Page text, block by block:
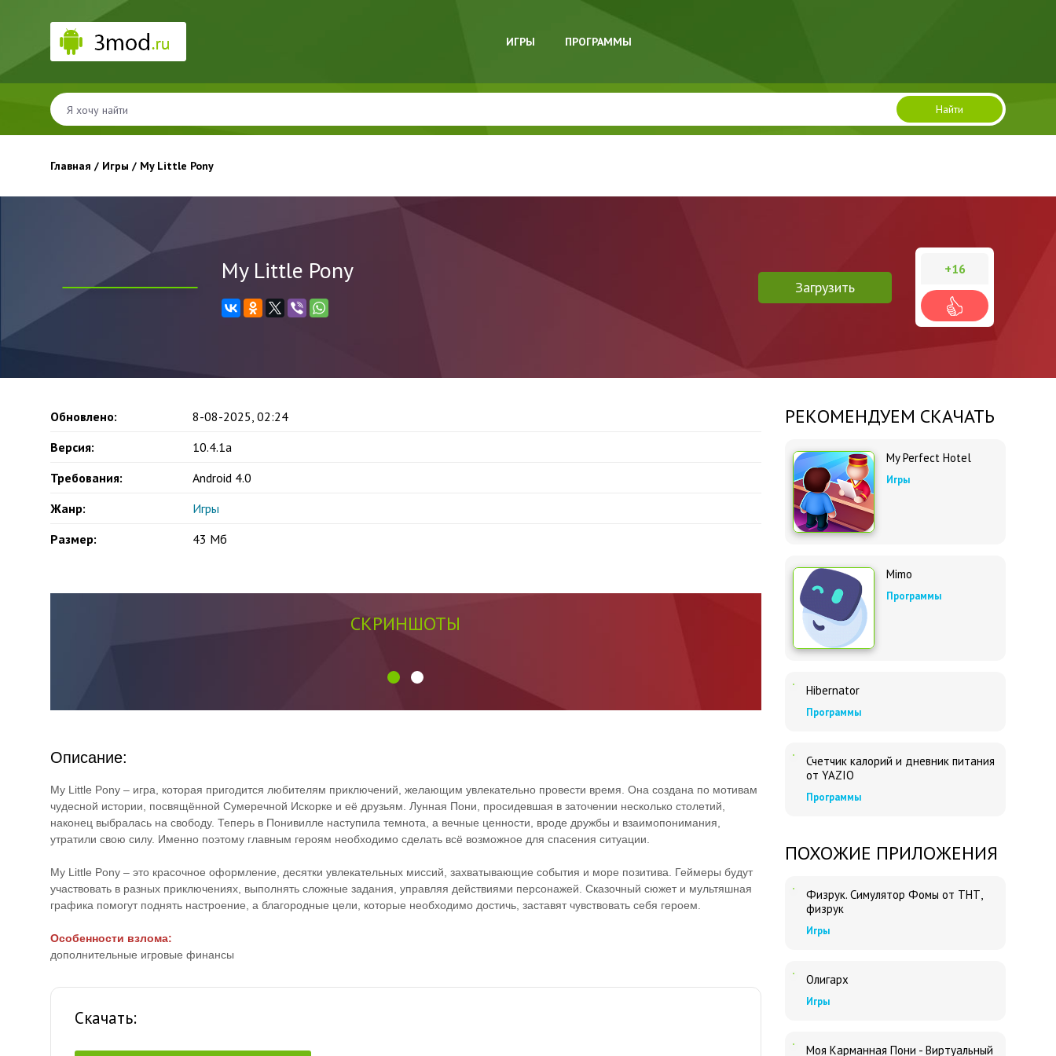
ИГРЫ ПРОГРАММЫ
Найти
Главная / Игры / My Little Pony
My Little Pony
Загрузить
+16
Обновлено:
8-08-2025, 02:24
Версия:
10.4.1a
Требования:
Android 4.0
Жанр:
Игры
Размер:
43 Мб
СКРИНШОТЫ
Описание:
My Little Pony – игра, которая пригодится любителям приключений, желающим увлекательно провести время. Она создана по мотивам
чудесной истории, посвящённой Сумеречной Искорке и её друзьям. Лунная Пони, просидевшая в заточении несколько столетий,
наконец выбралась на свободу. Теперь в Понивилле наступила темнота, а вечные ценности, вроде дружбы и взаимопонимания,
утратили свою силу. Именно поэтому главным героям необходимо сделать всё возможное для спасения ситуации.
My Little Pony – это красочное оформление, десятки увлекательных миссий, захватывающие события и море позитива. Геймеры будут
участвовать в разных приключениях, выполнять сложные задания, управляя действиями персонажей. Сказочный сюжет и мультяшная
графика помогут поднять настроение, а благородные цели, которые необходимо достичь, заставят чувствовать себя героем.
Особенности взлома:
дополнительные игровые финансы
Скачать:
РЕКОМЕНДУЕМ СКАЧАТЬ
My Perfect Hotel
Игры
Mimo
Программы
Hibernator
Программы
Счетчик калорий и дневник питания
от YAZIO
Программы
ПОХОЖИЕ ПРИЛОЖЕНИЯ
Физрук. Симулятор Фомы от ТНТ,
физрук
Игры
Олигарх
Игры
Моя Карманная Пони - Виртуальный